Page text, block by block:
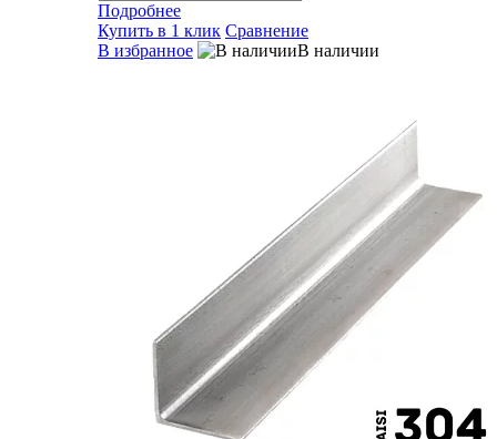
Подробнее
Купить в 1 клик Сравнение
В избранное
В наличии